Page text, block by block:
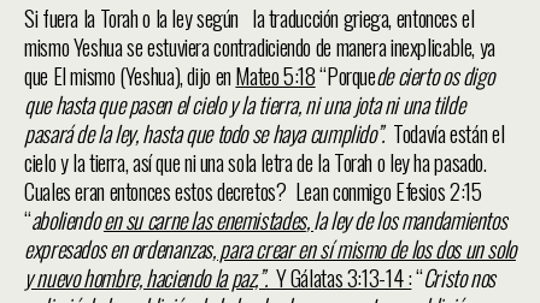
Si fuera la Torah o la ley según la traducción griega, entonces el
mismo Yeshua se estuviera contradiciendo de manera inexplicable, ya
que El mismo (Yeshua), dijo enMateo 5:18“Porquede cierto os digo
que hasta que pasen el cielo y la tierra, ni una jota ni una tilde
pasará de la ley, hasta que todo se haya cumplido”. Todavía están el
cielo y la tierra, así que ni una sola letra de la Torah o ley ha pasado.
Cuales eran entonces estos decretos? Lean conmigo Efesios 2:15
“aboliendoen su carne las enemistades,la ley de los mandamientos
expresados en ordenanzas, para crear en sí mismo de los dos un solo
y nuevo hombre, haciendo la paz,”. Y Gálatas 3:13-14 :“Cristo nos